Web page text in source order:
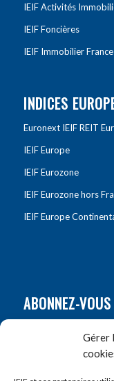
Gérer
IEIF Activités
IEIF Foncières
IEIF Immobilier France
INDICES
Euronext IEIF REIT
IEIF Europe
IEIF Eurozone
IEIF Eurozone hors
IEIF Europe
ABONNEZ-
Prénom*